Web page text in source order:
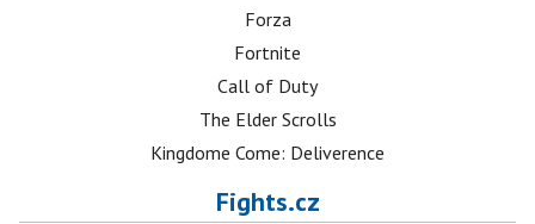
Forza
Fortnite
Call of Duty
The Elder Scrolls
Kingdome Come: Deliverence
Fights.cz